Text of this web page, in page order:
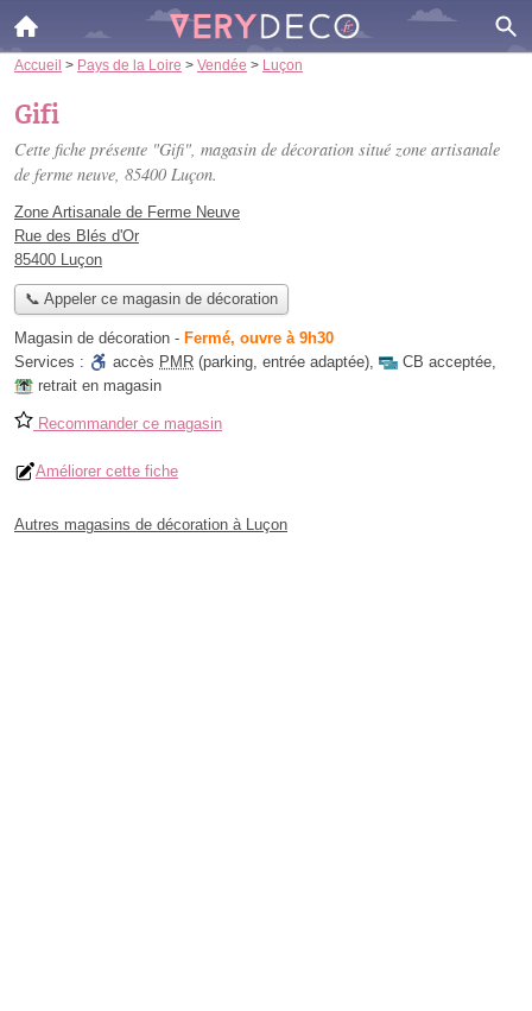
Accueil > Pays de la Loire > Vendée > Luçon
Gifi
Cette fiche présente "Gifi", magasin de décoration situé zone artisanale
de ferme neuve, 85400 Luçon.
Zone Artisanale de Ferme Neuve
Rue des Blés d'Or
85400 Luçon
📞 Appeler ce magasin de décoration
Magasin de décoration - Fermé, ouvre à 9h30
Services :
accès PMR (parking, entrée adaptée), CB acceptée,
retrait en magasin
Recommander ce magasin
Améliorer cette fiche
Autres magasins de décoration à Luçon